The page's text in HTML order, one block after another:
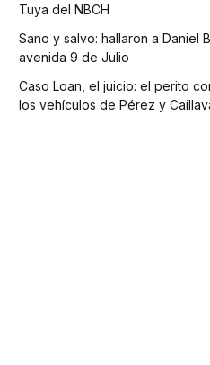
Tuya del NBCH
Sano y salvo: hallaron a Daniel
avenida 9 de Julio
Caso Loan, el juicio: el perito
los vehículos de Pérez y